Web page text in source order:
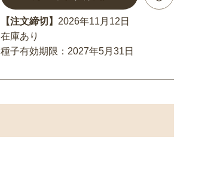
【注文締切】 2026年11月12日
在庫あり
種子有効期限：2027年5月31日